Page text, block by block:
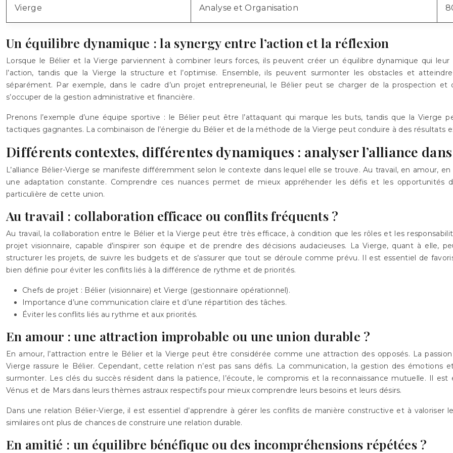
Vierge Analyse et Organisation
Un équilibre dynamique : la synergy entre l’action et la réflexion
Lorsque le Bélier et la Vierge parviennent à combiner leurs forces, ils peuvent créer un équilibre dynamique qui
l’action, tandis que la Vierge la structure et l’optimise. Ensemble, ils peuvent surmonter les obstacles et
séparément. Par exemple, dans le cadre d’un projet entrepreneurial, le Bélier peut se charger de la prospection
s’occuper de la gestion administrative et financière.
Prenons l’exemple d’une équipe sportive : le Bélier peut être l’attaquant qui marque les buts, tandis que la
tactiques gagnantes. La combinaison de l’énergie du Bélier et de la méthode de la Vierge peut conduire à des résultats
Différents contextes, différentes dynamiques : analyser l’alliance
L’alliance Bélier-Vierge se manifeste différemment selon le contexte dans lequel elle se trouve. Au travail, en amour,
une adaptation constante. Comprendre ces nuances permet de mieux appréhender les défis et les
particulière de cette union.
Au travail : collaboration efficace ou conflits fréquents ?
Au travail, la collaboration entre le Bélier et la Vierge peut être très efficace, à condition que les rôles et les
projet visionnaire, capable d’inspirer son équipe et de prendre des décisions audacieuses. La Vierge, quant à elle,
structurer les projets, de suivre les budgets et de s’assurer que tout se déroule comme prévu. Il est essentiel de
bien définie pour éviter les conflits liés à la différence de rythme et de priorités.
Chefs de projet : Bélier (visionnaire) et Vierge (gestionnaire opérationnel).
Importance d’une communication claire et d’une répartition des tâches.
Éviter les conflits liés au rythme et aux priorités.
En amour : une attraction improbable ou une union durable ?
En amour, l’attraction entre le Bélier et la Vierge peut être considérée comme une attraction des opposés. La
Vierge rassure le Bélier. Cependant, cette relation n’est pas sans défis. La communication, la gestion des émotions
surmonter. Les clés du succès résident dans la patience, l’écoute, le compromis et la reconnaissance mutuelle. Il
Vénus et de Mars dans leurs thèmes astraux respectifs pour mieux comprendre leurs besoins et leurs désirs.
Dans une relation Bélier-Vierge, il est essentiel d’apprendre à gérer les conflits de manière constructive et à valoriser
similaires ont plus de chances de construire une relation durable.
En amitié : un équilibre bénéfique ou des incompréhensions répétées ?